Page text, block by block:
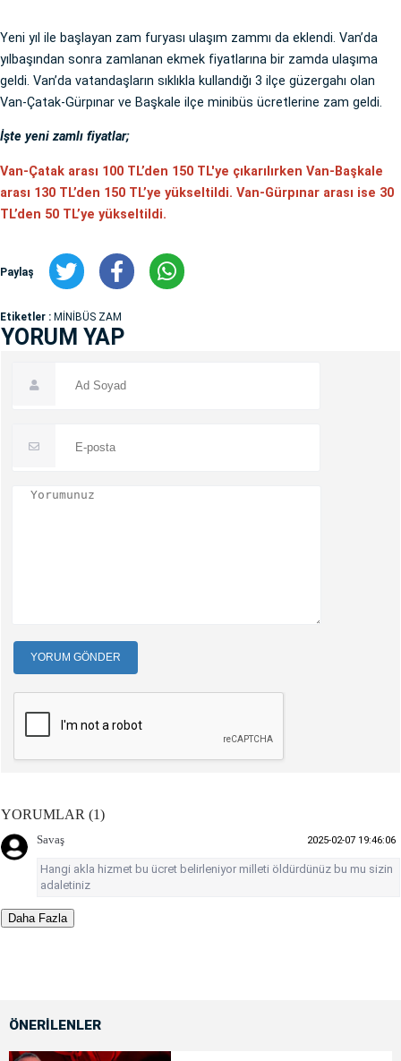
Yeni yıl ile başlayan zam furyası ulaşım zammı da eklendi. Van’da
yılbaşından sonra zamlanan ekmek fiyatlarına bir zamda ulaşıma
geldi. Van’da vatandaşların sıklıkla kullandığı 3 ilçe güzergahı olan
Van-Çatak-Gürpınar ve Başkale ilçe minibüs ücretlerine zam geldi.
İşte yeni zamlı fiyatlar;
Van-Çatak arası 100 TL’den 150 TL'ye çıkarılırken Van-Başkale
arası 130 TL’den 150 TL’ye yükseltildi. Van-Gürpınar arası ise 30
TL’den 50 TL’ye yükseltildi.
Paylaş
Etiketler : MİNİBÜS ZAM
YORUM YAP
YORUM GÖNDER
YORUMLAR (1)
Savaş 2025-02-07 19:46:06
Hangi akla hizmet bu ücret belirleniyor milleti öldürdünüz bu mu sizin
adaletiniz
Daha Fazla
ÖNERİLENLER